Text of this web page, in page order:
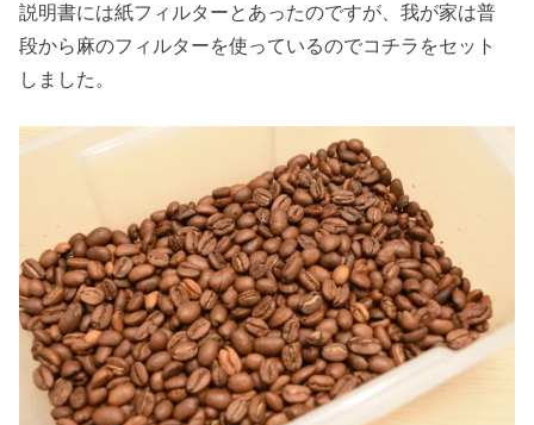
説明書には紙フィルターとあったのですが、我が家は普
段から麻のフィルターを使っているのでコチラをセット
しました。